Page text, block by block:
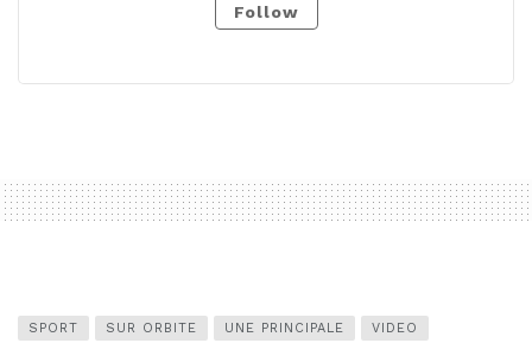
Follow
SPORT SUR ORBITE UNE PRINCIPALE VIDEO